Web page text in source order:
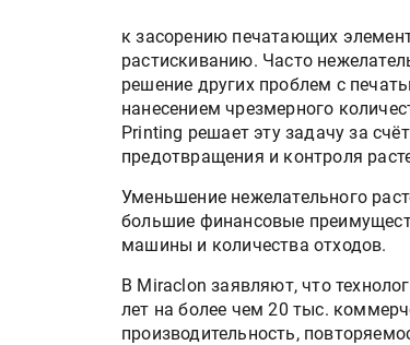
к засорению печатающих
растискиванию. Часто
решение других проблем с
нанесением чрезмерного
Printing решает эту задачу за
предотвращения и контроля
Уменьшение нежелательного
большие финансовые
машины и количества отходов.
В Miraclon заявляют, что
лет на более чем 20 тыс.
производительность,